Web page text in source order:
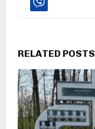
RELATED POSTS